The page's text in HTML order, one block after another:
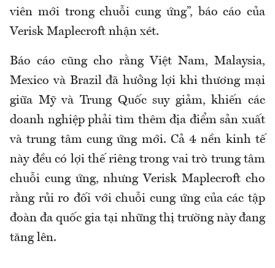
viên mới trong chuỗi cung ứng”, báo cáo của
Verisk Maplecroft nhận xét.
Báo cáo cũng cho rằng Việt Nam, Malaysia,
Mexico và Brazil đã hưởng lợi khi thương mại
giữa Mỹ và Trung Quốc suy giảm, khiến các
doanh nghiệp phải tìm thêm địa điểm sản xuất
và trung tâm cung ứng mới. Cả 4 nền kinh tế
này đều có lợi thế riêng trong vai trò trung tâm
chuỗi cung ứng, nhưng Verisk Maplecroft cho
rằng rủi ro đối với chuỗi cung ứng của các tập
đoàn đa quốc gia tại những thị trường này đang
tăng lên.